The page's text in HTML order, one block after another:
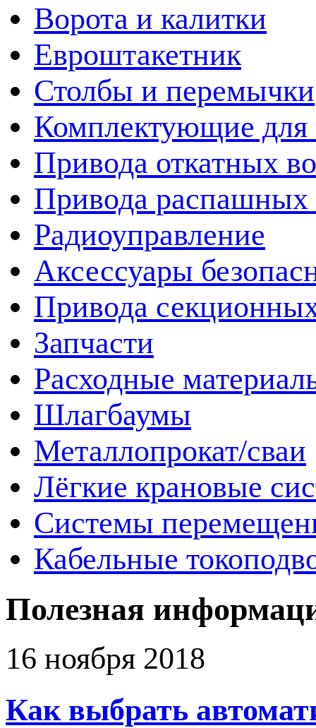
Ворота и калитки
Евроштакетник
Столбы и перемычки
Комплектующие для
Привода откатных
Привода распашных
Радиоуправление
Аксессуары
Привода
Запчасти
Расходные
Шлагбаумы
Металлопрокат/сваи
Лёгкие крановые
Системы
Кабельные
Полезная
16 ноября 2018
Как выбрать